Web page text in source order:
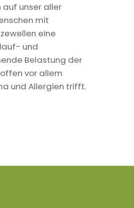
unser aller
mit
eine
und
Belastung der
vor allem
und Allergien trifft.